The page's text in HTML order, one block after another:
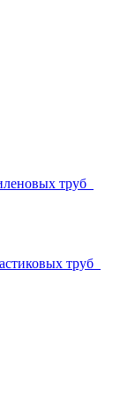
труб
труб